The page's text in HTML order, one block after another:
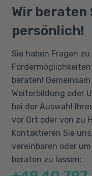
Sculpting
Anatomie
Lighting
UV Mapping
Painting,
Shading,
Simulation
Hardsurface
Import, Export
nötig sind
Computern und
Ausbildung in
Berufliche
Wir beraten
persönlich!
Sie haben Fragen
beraten!
Weiterbildung oder
bei der Auswahl
vor Ort oder von zu
Kontaktieren Sie
vereinbaren oder
beraten zu lassen: